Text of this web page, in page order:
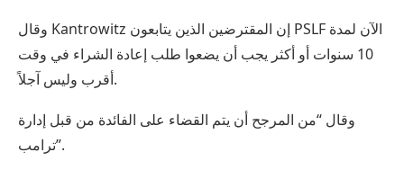
وقال Kantrowitz إن المقترضين الذين يتابعون PSLF الآن لمدة
10 سنوات أو أكثر يجب أن يضعوا طلب إعادة الشراء في وقت
أقرب وليس آجلاً.
وقال “من المرجح أن يتم القضاء على الفائدة من قبل إدارة
ترامب”.